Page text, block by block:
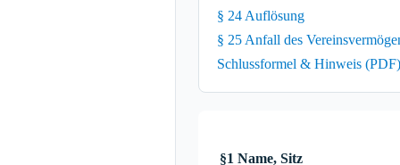
§ 24 Auflösung
§ 25 Anfall des
Schlussformel & Hinweis (PDF)
§1 Name, Sitz